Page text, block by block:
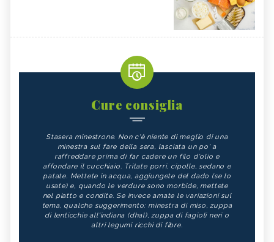
Cure consiglia
Stasera minestrone. Non c'è niente di meglio di una
minestra sul fare della sera, lasciata un po' a
raffreddare prima di far cadere un filo d'olio e
affondare il cucchiaio. Tritate porri, cipolle, sedano e
patate. Mettete in acqua, aggiungete del dado (se lo
usate) e, quando le verdure sono morbide, mettete
nel piatto e condite. Se invece amate le variazioni sul
tema, qualche suggerimento: minestra di miso, zuppa
di lenticchie all'indiana (dhal), zuppa di fagioli neri o
altri legumi ricchi di fibre.